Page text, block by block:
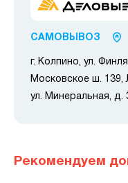
САМОВЫВОЗ
г. Колпино, ул.
Московское ш. 139,
ул. Минеральная, д.
Рекомендуем